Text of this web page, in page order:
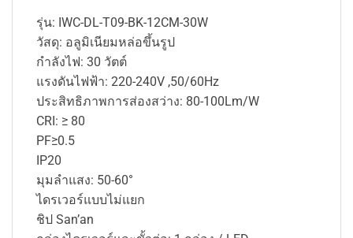
รุ่น: IWC-DL-T09-BK-12CM-30W
วัสดุ: อลูมิเนียมหล่อขึ้นรูป
กำลังไฟ: 30 วัตต์
แรงดันไฟฟ้า: 220-240V ,50/60Hz
ประสิทธิภาพการส่องสว่าง: 80-100Lm/W
CRI: ≥ 80
PF≥0.5
IP20
มุมลำแสง: 50-60°
ไดรเวอร์แบบไม่แยก
ชิป San’an